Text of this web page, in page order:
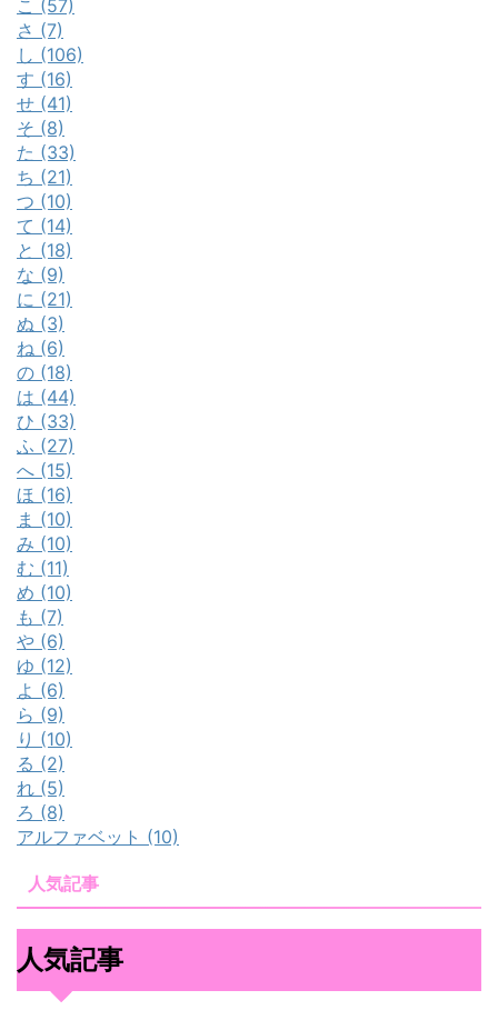
こ (57)
さ (7)
し (106)
す (16)
せ (41)
そ (8)
た (33)
ち (21)
つ (10)
て (14)
と (18)
な (9)
に (21)
ぬ (3)
ね (6)
の (18)
は (44)
ひ (33)
ふ (27)
へ (15)
ほ (16)
ま (10)
み (10)
む (11)
め (10)
も (7)
や (6)
ゆ (12)
よ (6)
ら (9)
り (10)
る (2)
れ (5)
ろ (8)
アルファベット (10)
人気記事
人気記事